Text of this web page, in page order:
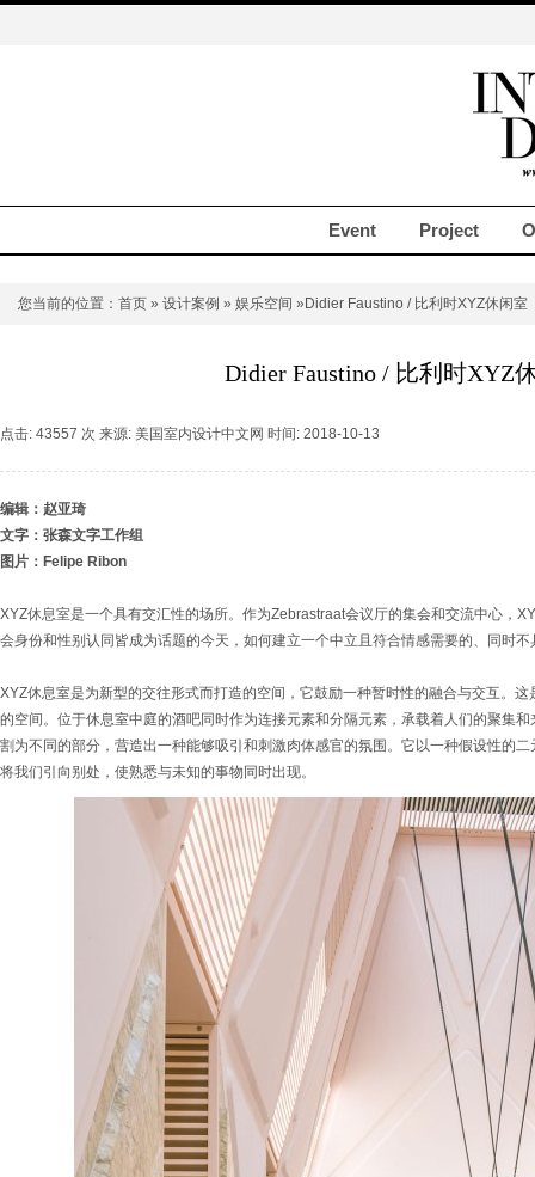
Event Project
您当前的位置： 首页 » 设计案例 » 娱乐空间 »Didier Faustino / 比利时XYZ休闲室
Didier Faustino / 比利时XYZ
点击: 43557 次 来源: 美国室内设计中文网 时间: 2018-10-13
编辑：赵亚琦
文字：张森文字工作组
图片：Felipe Ribon
XYZ休息室是一个具有交汇性的场所。作为Zebrastraat会议厅的集会和交流中心，
会身份和性别认同皆成为话题的今天，如何建立一个中立且符合情感需要的、同时
XYZ休息室是为新型的交往形式而打造的空间，它鼓励一种暂时性的融合与交互。
的空间。位于休息室中庭的酒吧同时作为连接元素和分隔元素，承载着人们的聚集
割为不同的部分，营造出一种能够吸引和刺激肉体感官的氛围。它以一种假设性的
将我们引向别处，使熟悉与未知的事物同时出现。